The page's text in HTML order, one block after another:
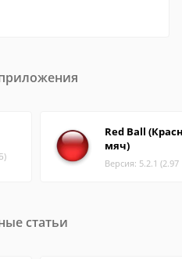
Red Ball
мяч)
Версия: 5.2.1
статьи